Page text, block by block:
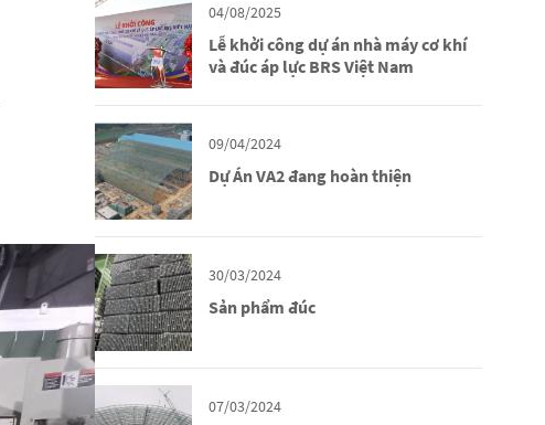
04/08/2025
Lễ khởi công dự án nhà máy cơ khí
và đúc áp lực BRS Việt Nam
09/04/2024
Dự Án VA2 đang hoàn thiện
30/03/2024
Sản phẩm đúc
07/03/2024